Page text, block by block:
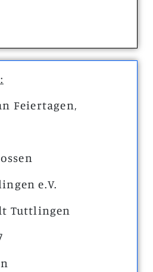
Feiertagen,
e.V.
Tuttlingen